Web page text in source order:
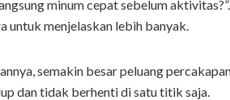
minum cepat sebelum
untuk menjelaskan lebih banyak.
semakin besar peluang
dan tidak berhenti di satu titik saja.